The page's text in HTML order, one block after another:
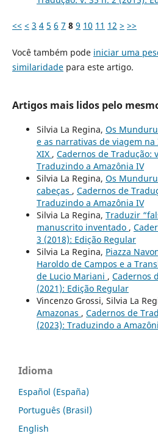
<< < 3 4 5 6 7 8 9 10 11 12 > >>
Você também pode iniciar uma
similaridadepara este artigo.
Artigos mais lidos pelo
Silvia La Regina, Os
e as narrativas de viagem
XIX , Cadernos de Tradução:
Traduzindo a Amazônia IV
Silvia La Regina, Os
cabeças , Cadernos de
Traduzindo a Amazônia IV
Silvia La Regina, Traduzir
manuscrito inventado ,
3 (2018): Edição Regular
Silvia La Regina, Piazza
Haroldo de Campos e a
de Lucio Mariani , Cadernos
(2021): Edição Regular
Vincenzo Grossi, Silvia La
Amazonas , Cadernos de
(2023): Traduzindo a
Idioma
Español (España)
Português (Brasil)
English